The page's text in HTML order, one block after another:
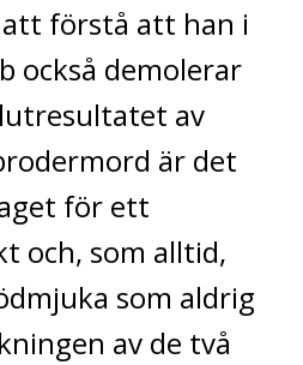
förstå att han i
också demolerar
av
är det
för ett
och, som alltid,
som aldrig
av de två